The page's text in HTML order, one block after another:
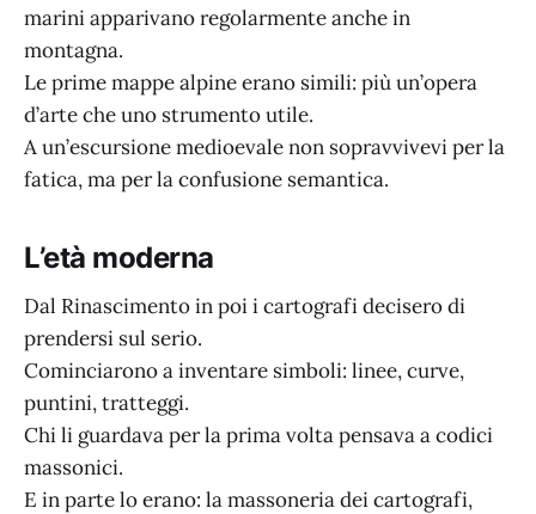
marini apparivano regolarmente anche in
montagna.
Le prime mappe alpine erano simili: più un’opera
d’arte che uno strumento utile.
A un’escursione medioevale non sopravvivevi per la
fatica, ma per la confusione semantica.
L’età moderna
Dal Rinascimento in poi i cartografi decisero di
prendersi sul serio.
Cominciarono a inventare simboli: linee, curve,
puntini, tratteggi.
Chi li guardava per la prima volta pensava a codici
massonici.
E in parte lo erano: la massoneria dei cartografi,